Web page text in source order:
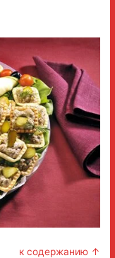
к содержанию ↑